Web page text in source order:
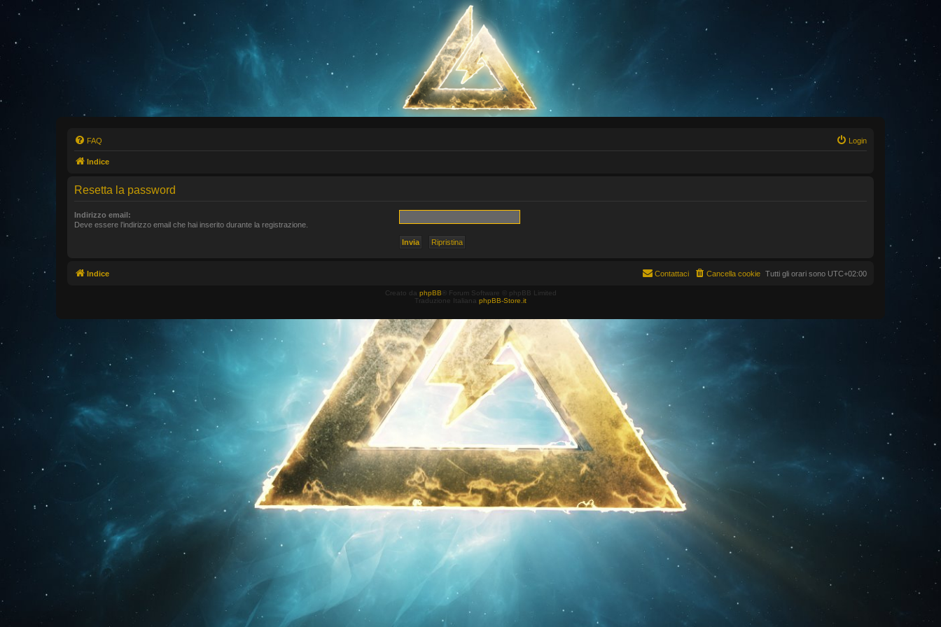
FAQ Login
Indice
Resetta la password
Indirizzo email:
Deve essere l’indirizzo email che hai inserito durante la registrazione.
Indice Tutti gli orari sono UTC+02:00
Cancella cookie
Contattaci
Creato da phpBB ® Forum Software © phpBB Limited
Traduzione Italiana phpBB-Store.it